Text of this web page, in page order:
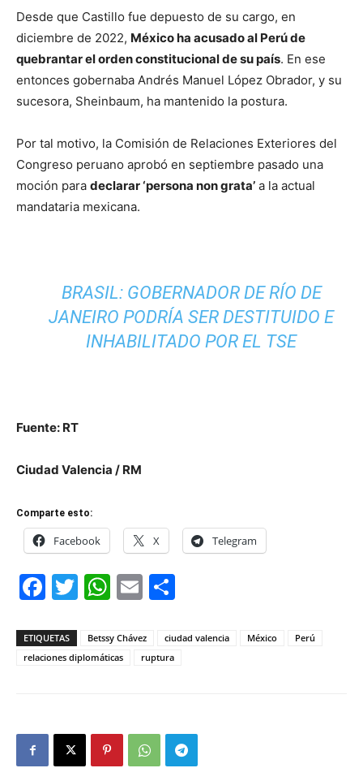
Desde que Castillo fue depuesto de su cargo, en
diciembre de 2022, México ha acusado al Perú de
quebrantar el orden constitucional de su país. En ese
entonces gobernaba Andrés Manuel López Obrador, y su
sucesora, Sheinbaum, ha mantenido la postura.
Por tal motivo, la Comisión de Relaciones Exteriores del
Congreso peruano aprobó en septiembre pasado una
moción para declarar ‘persona non grata’ a la actual
mandataria mexicana.
BRASIL: GOBERNADOR DE RÍO DE
JANEIRO PODRÍA SER DESTITUIDO E
INHABILITADO POR EL TSE
Fuente: RT
Ciudad Valencia / RM
Comparte esto:
Facebook X Telegram
Facebook
Twitter
WhatsApp
Email
ETIQUETAS Betssy Chávez ciudad valencia México
Perú
relaciones diplomáticas
ruptura